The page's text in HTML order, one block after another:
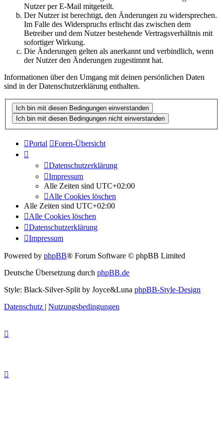
Nutzer per E-Mail mitgeteilt.
Der Nutzer ist berechtigt, den Änderungen zu widersprechen.
Im Falle des Widerspruchs erlischt das zwischen dem
Betreiber und dem Nutzer bestehende Vertragsverhältnis mit
sofortiger Wirkung.
Die Änderungen gelten als anerkannt und verbindlich, wenn
der Nutzer den Änderungen zugestimmt hat.
Informationen über den Umgang mit deinen persönlichen Daten
sind in der Datenschutzerklärung enthalten.
Portal Foren-Übersicht
Datenschutzerklärung
Impressum
Alle Zeiten sind UTC+02:00
Alle Cookies löschen
Alle Zeiten sind UTC+02:00
Alle Cookies löschen
Datenschutzerklärung
Impressum
Powered by phpBB® Forum Software © phpBB Limited
Deutsche Übersetzung durch phpBB.de
Style: Black-Silver-Split by Joyce&Luna phpBB-Style-Design
Datenschutz | Nutzungsbedingungen